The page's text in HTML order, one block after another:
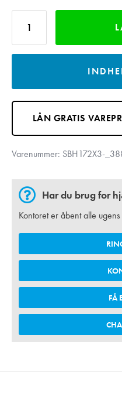
LÅN GRATIS
Varenummer: SBH172X3-
Har du brug for
Kontoret er åbent alle
FÅ